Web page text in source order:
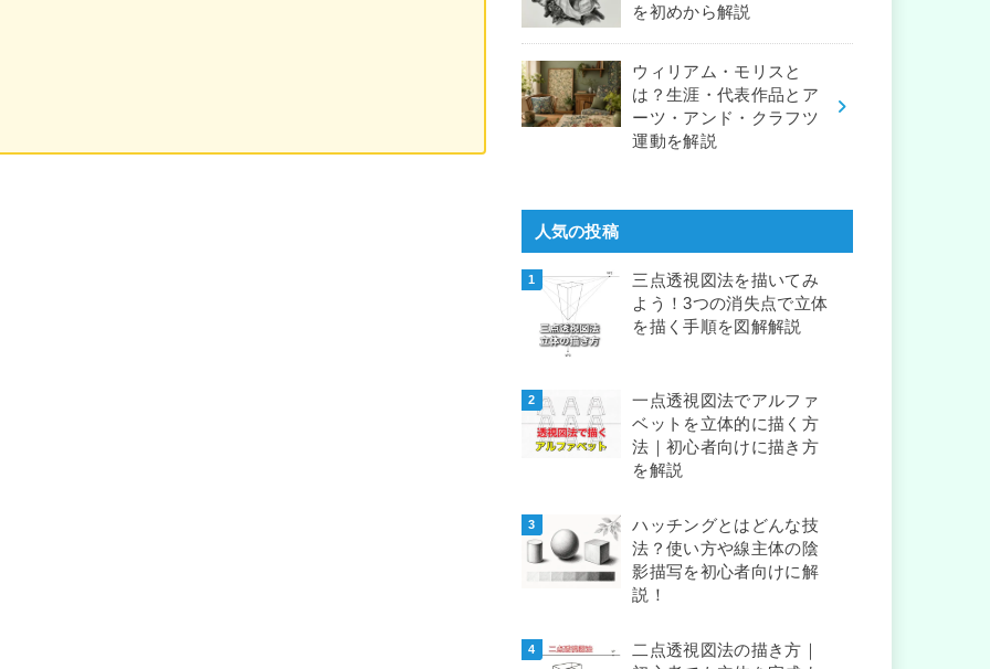
を初めから解説
ウィリアム・モリスと
は？生涯・代表作品とア
ーツ・アンド・クラフツ
運動を解説
人気の投稿
三点透視図法を描いてみ
よう！3つの消失点で立体
を描く手順を図解解説
一点透視図法でアルファ
ベットを立体的に描く方
法｜初心者向けに描き方
を解説
ハッチングとはどんな技
法？使い方や線主体の陰
影描写を初心者向けに解
説！
二点透視図法の描き方｜